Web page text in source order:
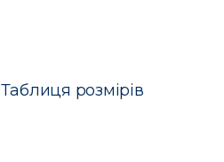
Таблиця розмірів